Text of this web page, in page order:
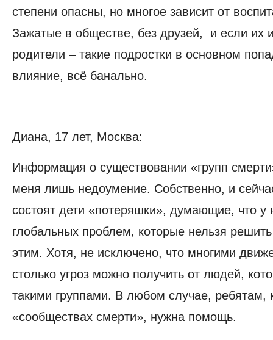
степени опасны, но многое зависит от
Зажатые в обществе, без друзей, и если их
родители – такие подростки в основном
влияние, всё банально.
Диана, 17 лет, Москва:
Информация о существовании «групп
меня лишь недоумение. Собственно, и
состоят дети «потеряшки», думающие, что у
глобальных проблем, которые нельзя
этим. Хотя, не исключено, что многими
столько угроз можно получить от людей,
такими группами. В любом случае, ребятам,
«сообществах смерти», нужна помощь.